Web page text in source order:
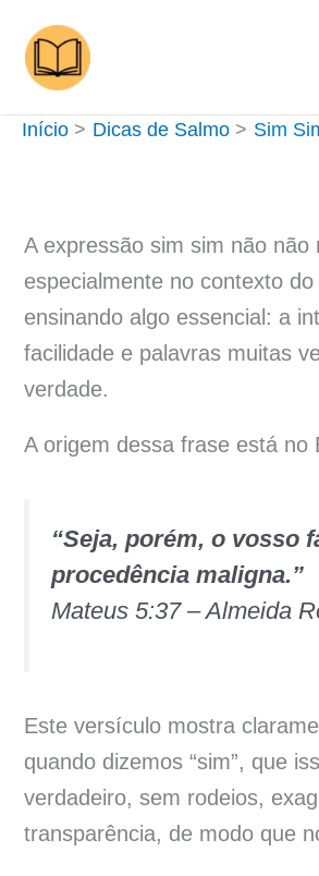
para
conteúdo
Início Dicas de Salmo Sim
A expressão sim sim não
especialmente no contexto
ensinando algo essencial: a
facilidade e palavras muitas
verdade.
A origem dessa frase está no
“Seja, porém, o vosso
procedência maligna.”
Mateus 5:37 – Almeida
Este versículo mostra
quando dizemos “sim”, que
verdadeiro, sem rodeios,
transparência, de modo que